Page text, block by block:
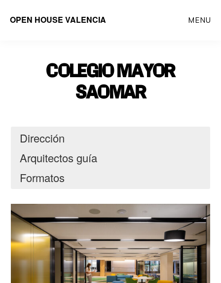
OPEN HOUSE VALENCIA MENU
COLEGIO MAYOR
SAOMAR
Dirección
Arquitectos guía
Formatos
Valencia
OHV
Virtual: SÍ